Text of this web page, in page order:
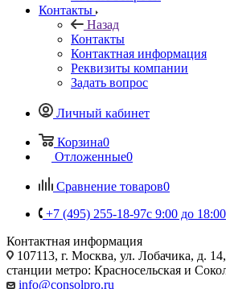
Контакты
Назад
Контакты
Контактная информация
Реквизиты компании
Задать вопрос
Личный кабинет
Корзина0
Отложенные0
Сравнение товаров0
+7 (495) 255-18-97с 9:00 до 18:00
Контактная информация
107113, г. Москва, ул. Лобачика, д.
станции метро: Красносельская и
info@consolpro.ru